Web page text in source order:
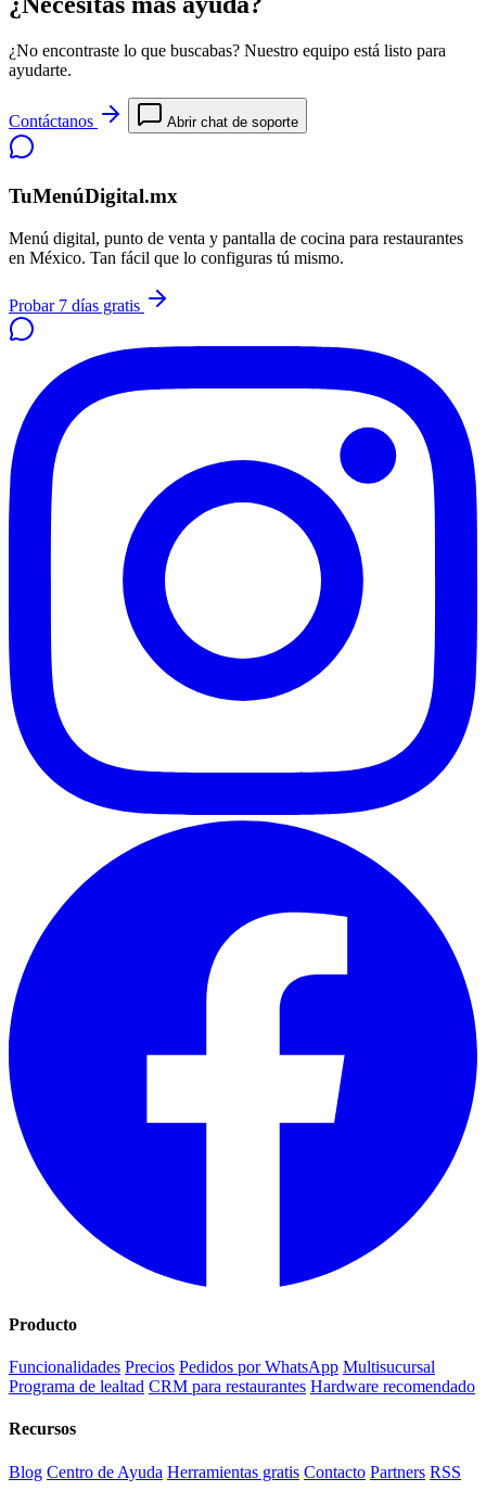
¿No encontraste lo que buscabas? Nuestro equipo está listo para
ayudarte.
Contáctanos Abrir chat de soporte
TuMenúDigital.mx
Menú digital, punto de venta y pantalla de cocina para restaurantes
en México. Tan fácil que lo configuras tú mismo.
Probar 7 días gratis
Producto
Funcionalidades Precios Pedidos por WhatsApp Multisucursal
Programa de lealtad CRM para restaurantes Hardware recomendado
Recursos
Blog Centro de Ayuda Herramientas gratis Contacto Partners RSS